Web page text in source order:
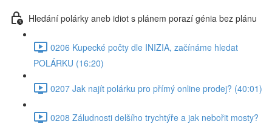
Hledání polárky aneb idiot s plánem porazí génia bez plánu
0206 Kupecké počty dle INIZIA, začínáme hledat
POLÁRKU (16:20)
0207 Jak najít polárku pro přímý online prodej? (40:01)
0208 Záludnosti delšího trychtýře a jak nebořit mosty?